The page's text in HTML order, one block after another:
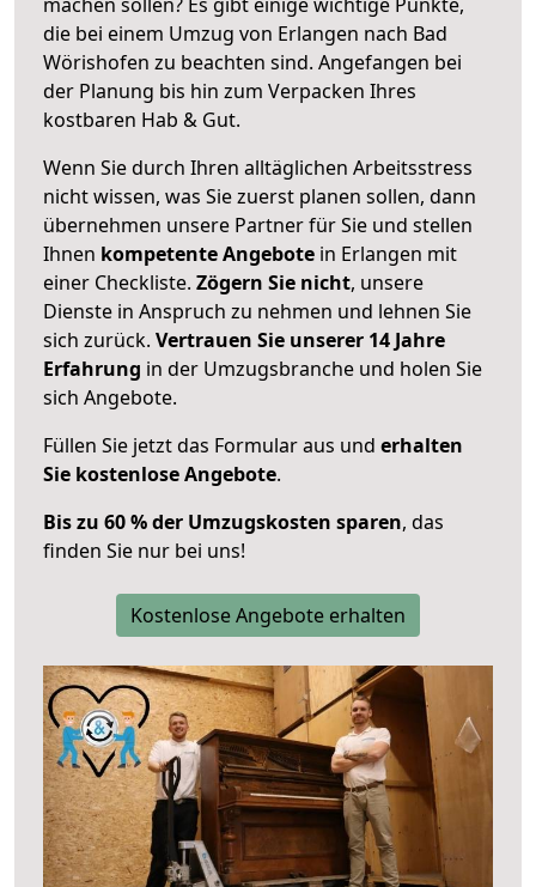
die bei einem Umzug von Erlangen nach Bad
Wörishofen zu beachten sind. Angefangen bei
der Planung bis hin zum Verpacken Ihres
kostbaren Hab & Gut.
Wenn Sie durch Ihren alltäglichen Arbeitsstress
nicht wissen, was Sie zuerst planen sollen, dann
übernehmen unsere Partner für Sie und stellen
Ihnen kompetente Angebote in Erlangen mit
einer Checkliste. Zögern Sie nicht, unsere
Dienste in Anspruch zu nehmen und lehnen Sie
sich zurück. Vertrauen Sie unserer 14 Jahre
Erfahrung in der Umzugsbranche und holen Sie
sich Angebote.
Füllen Sie jetzt das Formular aus und erhalten
Sie kostenlose Angebote.
Bis zu 60 % der Umzugskosten sparen, das
finden Sie nur bei uns!
Kostenlose Angebote erhalten